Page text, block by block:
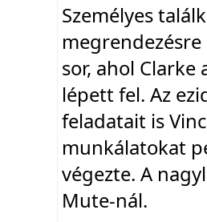
Személyes
sor, ahol Clarke
lépett fel. Az
feladatait is
munkálatokat
végezte. A
Mute-nál.